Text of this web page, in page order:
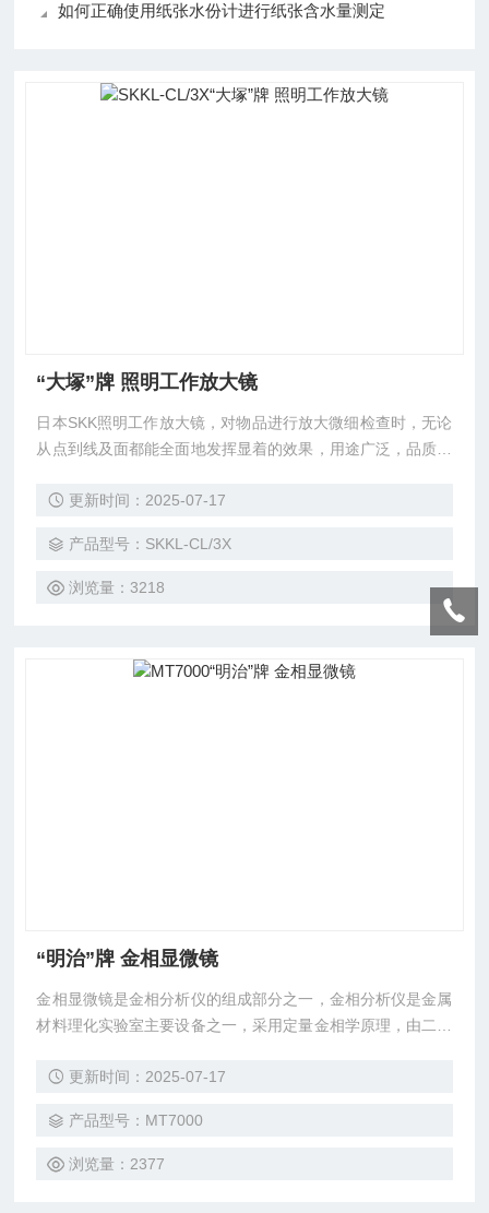
如何正确使用纸张水份计进行纸张含水量测定
“大塚”牌 照明工作放大镜
日本SKK照明工作放大镜，对物品进行放大微细检查时，无论
从点到线及面都能全面地发挥显着的效果，用途广泛，品质，
更新时间：2025-07-17
产品型号：SKKL-CL/3X
浏览量：3218
“明治”牌 金相显微镜
金相显微镜是金相分析仪的组成部分之一，金相分析仪是金属
材料理化实验室主要设备之一，采用定量金相学原理，由二维
组织的三维空间形貌，从而建立合金成分、组织和性能间的定
更新时间：2025-07-17
产品型号：MT7000
浏览量：2377